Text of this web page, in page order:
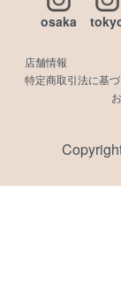
osaka
店舗情報
特定商取引法に基